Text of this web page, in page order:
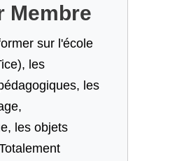
Membre
sur l'école
les
les
les objets